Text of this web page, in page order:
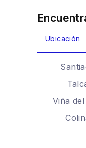
Ubicación
Viña